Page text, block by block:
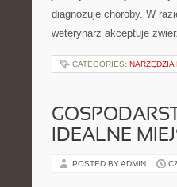
diagnozuje choroby. W
weterynarz akceptuje
CATEGORIES: NARZĘDZIA
IDEALNE
POSTED BY ADMIN